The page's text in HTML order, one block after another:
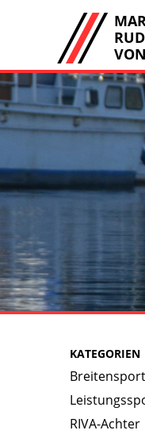
KATEGORIEN
Breitensport
RIVA-Achter